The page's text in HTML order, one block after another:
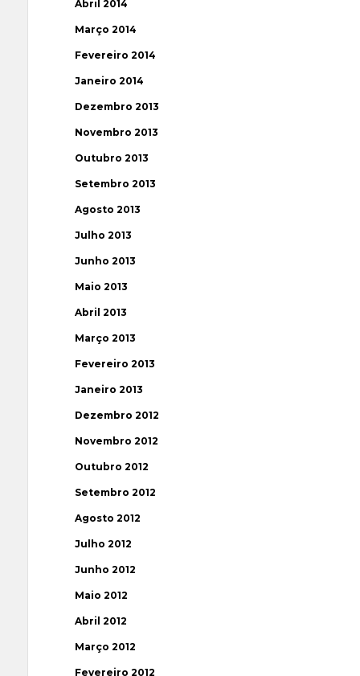
Abril 2014
Março 2014
Fevereiro 2014
Janeiro 2014
Dezembro 2013
Novembro 2013
Outubro 2013
Setembro 2013
Agosto 2013
Julho 2013
Junho 2013
Maio 2013
Abril 2013
Março 2013
Fevereiro 2013
Janeiro 2013
Dezembro 2012
Novembro 2012
Outubro 2012
Setembro 2012
Agosto 2012
Julho 2012
Junho 2012
Maio 2012
Abril 2012
Março 2012
Fevereiro 2012